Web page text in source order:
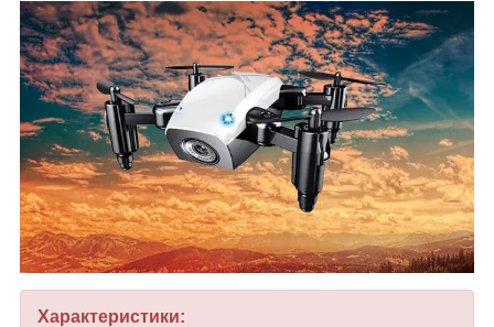
Характеристики: